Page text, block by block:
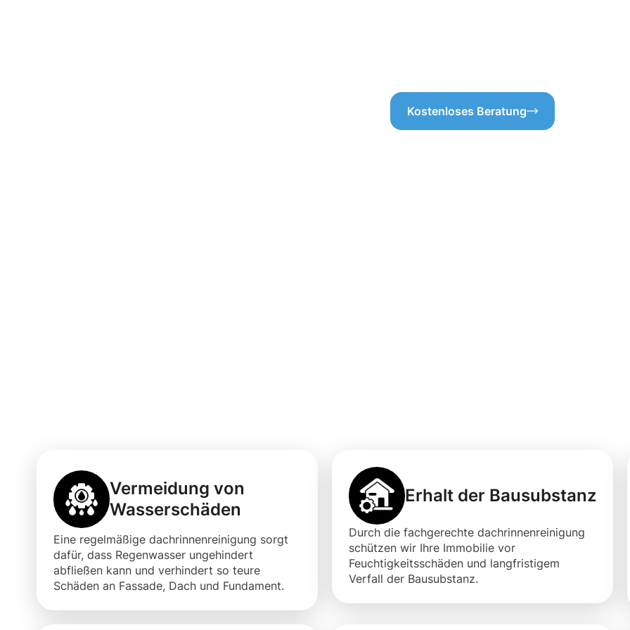
Kostenloses Beratung
Vermeidung von
Wasserschäden
Eine regelmäßige dachrinnenreinigung sorgt
dafür, dass Regenwasser ungehindert
abfließen kann und verhindert so teure
Schäden an Fassade, Dach und Fundament.
Erhalt der Bausubstanz
Durch die fachgerechte dachrinnenreinigung
schützen wir Ihre Immobilie vor
Feuchtigkeitsschäden und langfristigem
Verfall der Bausubstanz.